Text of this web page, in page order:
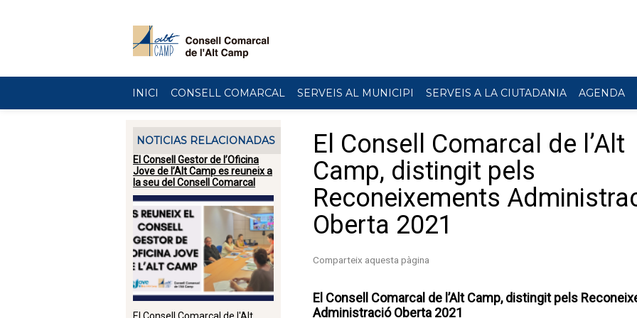
INICI CONSELL COMARCAL SERVEIS AL MUNICIPI SERVEIS A LA CIUTADANIA AGENDA
NOTICIAS RELACIONADAS
El Consell Gestor de l’Oficina
Jove de l’Alt Camp es reuneix a
la seu del Consell Comarcal
El Consell Comarcal de l'Alt
El Consell Comarcal de l’Alt
Camp, distingit pels
Reconeixements
Oberta 2021
El Consell Comarcal de l’Alt Camp, distingit pels
Administració Oberta 2021